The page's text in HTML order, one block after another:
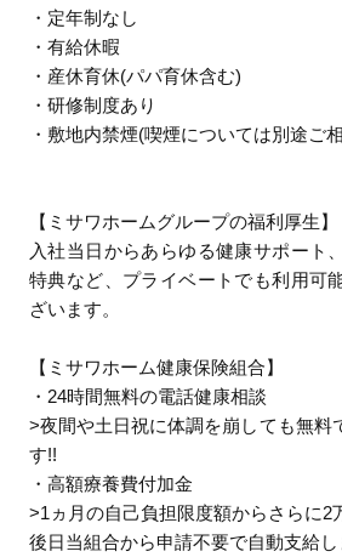
・定年制なし
・有給休暇
・産休育休(パパ育休含む)
・研修制度あり
・敷地内禁煙(喫煙については別途ご
【ミサワホームグループの福利厚生】
入社当日からあらゆる健康サポート
特典など、プライベートでも利用可
ざいます。
【ミサワホーム健康保険組合】
・24時間無料の電話健康相談
>夜間や土日祝に体調を崩しても無料
す!!
・高額療養費付加金
>1ヵ月の自己負担限度額からさらに2
後日当組合から申請不要で自動支給し